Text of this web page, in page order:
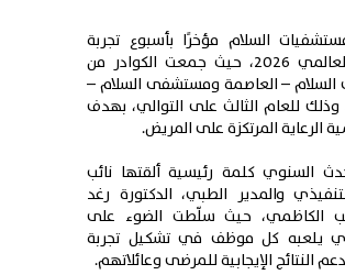
السلام مؤخرًا بأسبوع تجربة
المريض العالمي 2026، حيث جمعت الكوادر من
– العاصمة ومستشفى السلام –
وذلك للعام الثالث على التوالي، بهدف
الرعاية المرتكزة على المريض.
السنوي كلمة رئيسية ألقتها نائب
والمدير الطبي، الدكتورة رغد
الكاظمي، حيث سلّطت الضوء على
يلعبه كل موظف في تشكيل تجربة
النتائج الإيجابية للمرضى وعائلاتهم.